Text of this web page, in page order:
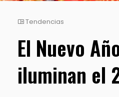
Tendencias
El Nuevo
iluminan el